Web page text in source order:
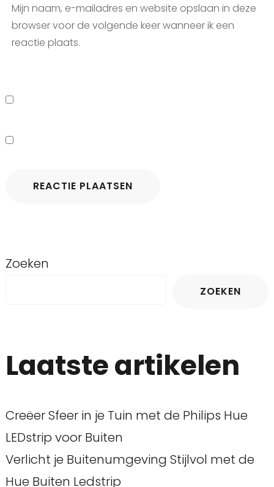
Mijn naam, e-mailadres en website opslaan in deze
browser voor de volgende keer wanneer ik een
reactie plaats.
Zoeken
ZOEKEN
Laatste artikelen
Creëer Sfeer in je Tuin met de Philips Hue
LEDstrip voor Buiten
Verlicht je Buitenumgeving Stijlvol met de
Hue Buiten Ledstrip